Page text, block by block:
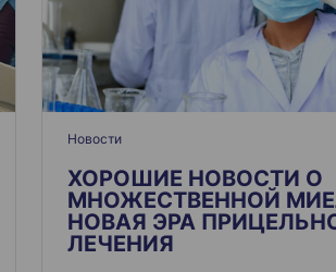
Новости
ХОРОШИЕ НОВОСТИ О
МНОЖЕСТВЕННОЙ
НОВАЯ ЭРА
ЛЕЧЕНИЯ